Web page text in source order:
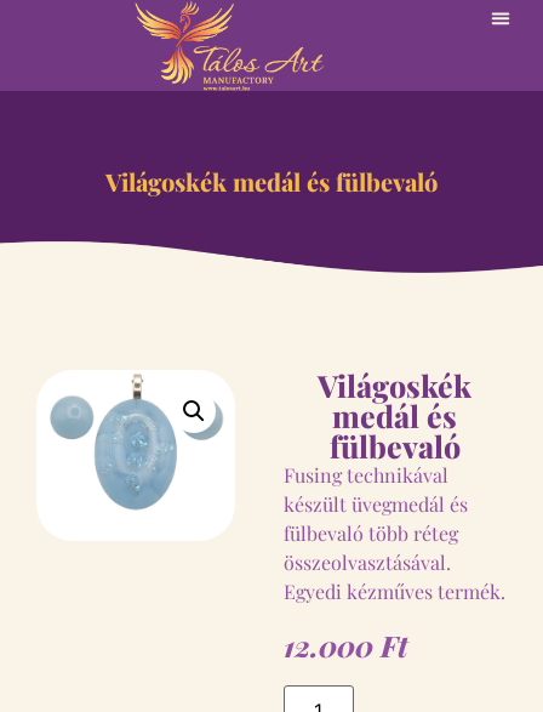
Világoskék medál és fülbevaló
Világoskék
medál és
fülbevaló
Fusing technikával
készült üvegmedál és
fülbevaló több réteg
összeolvasztásával.
Egyedi kézműves termék.
12.000 Ft